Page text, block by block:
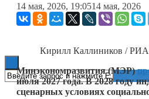
ESG
14 мая, 2026, 19:0514 мая, 2026
Кирилл Каллиников /
Минэкономразвития (МЭР)
июля 2027 года. В 2028 году
сценарных условиях